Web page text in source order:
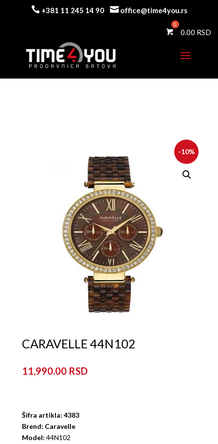
 +381 11 245 14 90  office@time4you.rs
0.00
-10%
CARAVELLE 44N102
11,990.00
Šifra artikla: 4383
Brend: Caravelle
Model: 44N102